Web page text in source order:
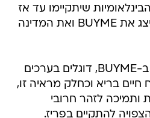
שיתקיימו עד אז
ומודה על ההזדמנות לייצג את BUYME ואת המדינה
מ-BUYME נמסר: "אנו ב-BUYME, דוגלים בערכים
חיים בריא וכחלק מראיה זו,
ותמיכה לזהר חרובי
להתקיים בפריז.